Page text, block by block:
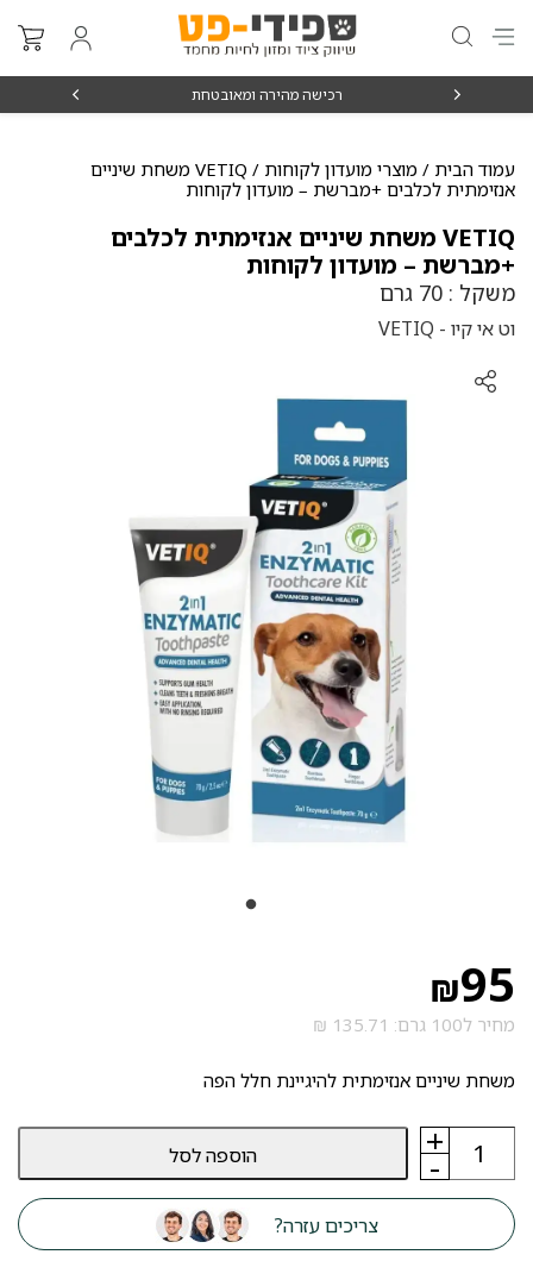
רכישה מהירה ומאובטחת
עמוד הבית / מוצרי מועדון לקוחות
/ VETIQ משחת שיניים
אנזימתית לכלבים +מברשת – מועדון לקוחות
VETIQ משחת שיניים אנזימתית לכלבים
+מברשת – מועדון לקוחות
משקל : 70 גרם
וט אי קיו - VETIQ
₪95
מחיר ל100 גרם: 135.71 ₪
משחת שיניים אנזימתית להיגיינת חלל הפה
-
כמות
VETIQ
משחת
שיניים
אנזימתית
לכלבים
+ הוספה לסל
צריכים עזרה?